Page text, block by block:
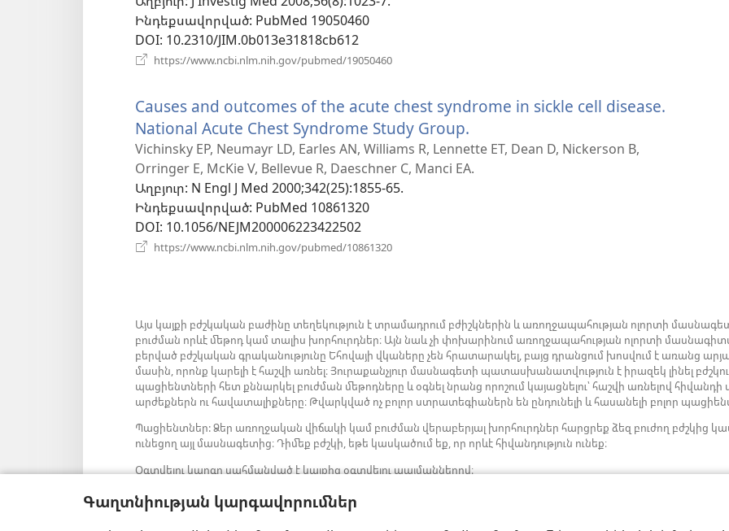
Գաղտնիության կարգավորումներ
պատուհան)
Ինդեքսավորված‎: PubMed 19050460
DOI‎: 10.2310/JIM.0b013e31818cb612
https://www.ncbi.nlm.nih.gov/pubmed/19050460
պատուհան)
Causes and outcomes of the acute chest syndrome in sickle cell disease.
National Acute Chest Syndrome Study Group.
է
նոր
Vichinsky EP, Neumayr LD, Earles AN, Williams R, Lennette ET, Dean D, Nickerson B,
Orringer E, McKie V, Bellevue R, Daeschner C, Manci EA.
Աղբյուր‎: N Engl J Med 2000;342(25):1855-65.
Ինդեքսավորված‎: PubMed 10861320
DOI‎: 10.1056/NEJM200006223422502
https://www.ncbi.nlm.nih.gov/pubmed/10861320
Այս կայքի բժշկական բաժինը տեղեկություն է տրամադրում բժիշկներին և առողջապահության ոլորտի
բուժման որևէ մեթոդ կամ տալիս խորհուրդներ։ Այն նաև չի փոխարինում առողջապահության ոլորտի
բերված բժշկական գրականությունը Եհովայի վկաները չեն հրատարակել, բայց դրանցում խոսվում է առանց
մասին, որոնք կարելի է հաշվի առնել։ Յուրաքանչյուր մասնագետի պատասխանատվություն է իրազեկ լինել
պացիենտների հետ քննարկել բուժման մեթոդները և օգնել նրանց որոշում կայացնելու՝ հաշվի առնելով
արժեքներն ու հավատալիքները։ Թվարկված ոչ բոլոր ստրատեգիաներն են ընդունելի և հասանելի բոլոր
Պացիենտներ: Ձեր առողջական վիճակի կամ բուժման վերաբերյալ խորհուրդներ հարցրեք ձեզ բուժող
ունեցող այլ մասնագետից։ Դիմեք բժշկի, եթե կասկածում եք, որ որևէ հիվանդություն ունեք։
Օգտվելու կարգը սահմանված է կայքից օգտվելու պայմաններով։